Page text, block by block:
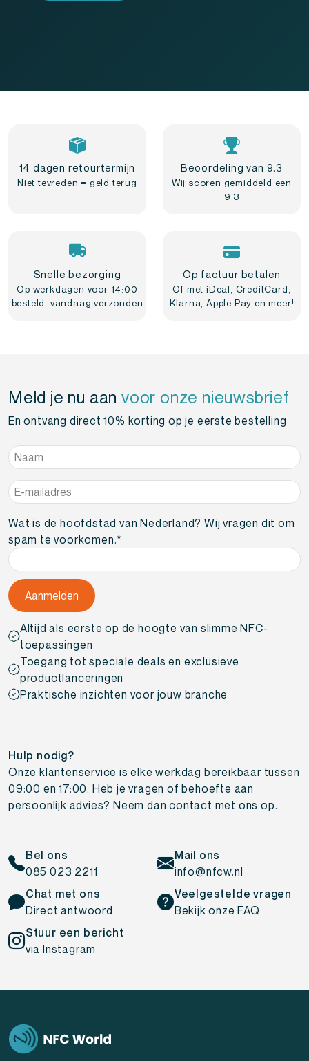
14 dagen retourtermijn
Niet tevreden = geld terug
Beoordeling van 9.3
Wij scoren gemiddeld een
9.3
Snelle bezorging
Op werkdagen voor 14:00
besteld, vandaag verzonden
Op factuur betalen
Of met iDeal, CreditCard,
Klarna, Apple Pay en meer!
Meld je nu aanvoor onze nieuwsbrief
En ontvang direct 10% korting op je eerste bestelling
Naam*
E-
mailadres*
Wat is de hoofdstad van Nederland? Wij vragen dit om
spam te voorkomen.*
Altijd als eerste op de hoogte van slimme NFC-
toepassingen
Toegang tot speciale deals en exclusieve
productlanceringen
Praktische inzichten voor jouw branche
Hulp nodig?
Onze klantenservice is elke werkdag bereikbaar tussen
09:00 en 17:00. Heb je vragen of behoefte aan
persoonlijk advies? Neem dan contact met ons op.
Bel ons
085 023 2211
Mail ons
info@nfcw.nl
Chat met ons
Direct antwoord
Veelgestelde vragen
Bekijk onze FAQ
Stuur een bericht
via Instagram